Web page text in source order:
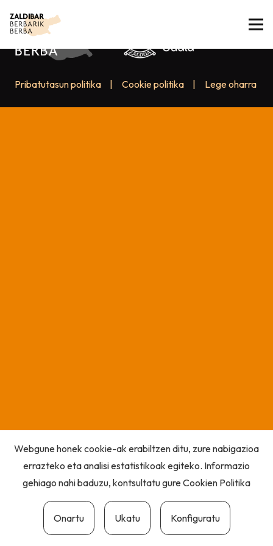
Pribatutasun politika Cookie politika Lege oharra
Webgune honek cookie-ak erabiltzen ditu, zure nabigazioa
errazteko eta analisi estatistikoak egiteko. Informazio
gehiago nahi baduzu, kontsultatu gureCookien Politika
Onartu Ukatu Konfiguratu